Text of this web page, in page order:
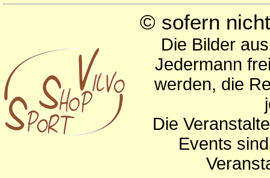
© sofern
Die Bilder
Jedermann
werden, die
Die
Events